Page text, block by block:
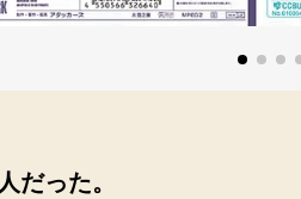
だった。